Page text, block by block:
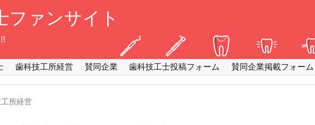
ファンサイト
歯科技工所経営 賛同企業 歯科技工士投稿フォーム 賛同企業掲載フォーム
所経営